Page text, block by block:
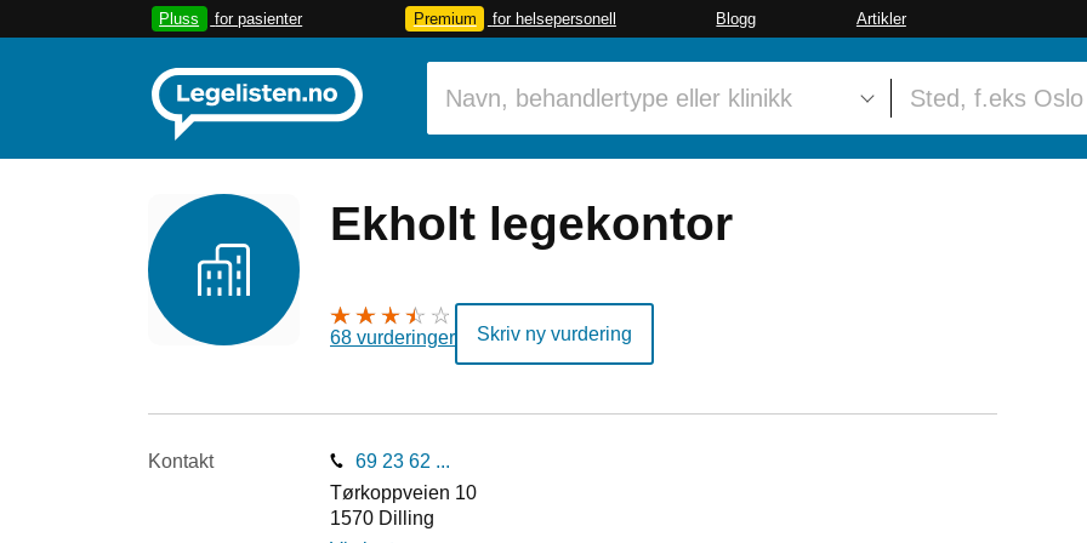
Pluss for pasienter Premium for helsepersonell Blogg Artikler
Ekholt legekontor
68 vurderinger Skriv ny vurdering
Kontakt
69 23 62 ...
Tørkoppveien 10
1570 Dilling